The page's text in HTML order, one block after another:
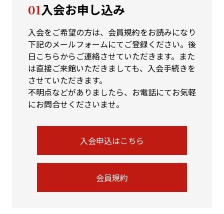
01入会お申し込み
入会をご希望の方は、会員規約をお読みになり
下記のメールフォームにてご登録ください。後
日こちらからご連絡させていただきます。また
は直接ご来館いただきましても、入会手続きを
させていただきます。
不明点などがありましたら、お電話にてお気軽
にお問合せくださいませ。
入会申込はこちら
会員規約